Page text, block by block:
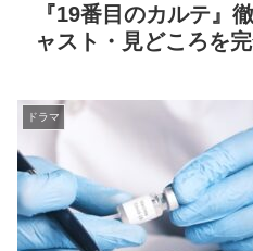
『19番目のカルテ』
ャスト・見どころを
ドラマ